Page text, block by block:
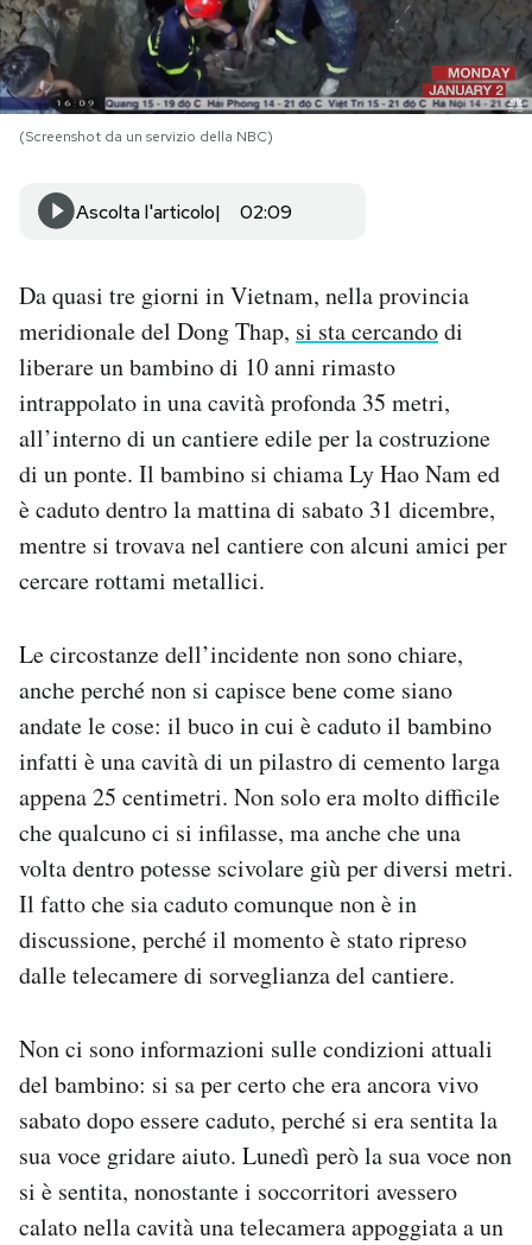
I MIEI PREFERITI
SHOP
CALENDARIO
AREA PERSONALE
Newsletter
Notifiche mobile
Regala il Post
Hai bisogno di aiuto?
Esci
(Screenshot da un servizio della NBC)
Ascolta l'articolo 02:09
Da quasi tre giorni in Vietnam, nella provincia
meridionale del Dong Thap, si sta cercandodi
liberare un bambino di 10 anni rimasto
intrappolato in una cavità profonda 35 metri,
all’interno di un cantiere edile per la costruzione
di un ponte. Il bambino si chiama Ly Hao Nam ed
è caduto dentro la mattina di sabato 31 dicembre,
mentre si trovava nel cantiere con alcuni amici per
cercare rottami metallici.
Le circostanze dell’incidente non sono chiare,
anche perché non si capisce bene come siano
andate le cose: il buco in cui è caduto il bambino
infatti è una cavità di un pilastro di cemento larga
appena 25 centimetri. Non solo era molto difficile
che qualcuno ci si infilasse, ma anche che una
volta dentro potesse scivolare giù per diversi metri.
Il fatto che sia caduto comunque non è in
discussione, perché il momento è stato ripreso
dalle telecamere di sorveglianza del cantiere.
Non ci sono informazioni sulle condizioni attuali
del bambino: si sa per certo che era ancora vivo
sabato dopo essere caduto, perché si era sentita la
sua voce gridare aiuto. Lunedì però la sua voce non
si è sentita, nonostante i soccorritori avessero
calato nella cavità una telecamera appoggiata a un